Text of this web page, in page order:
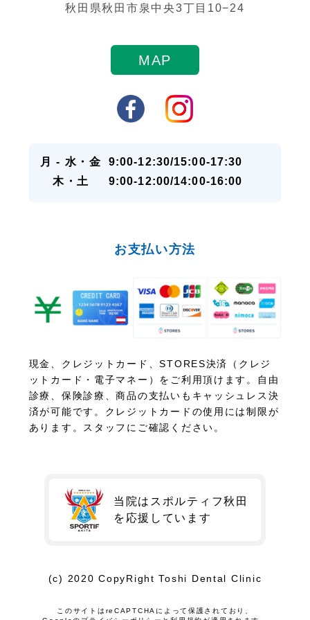
秋田県秋田市泉中央3丁目10−24
MAP
月 - 水・金
9:00-12:30/15:00-17:30
木・土
9:00-12:00/14:00-16:00
お支払い方法
現金、クレジットカード、STORES決済（クレジ
ットカード・電子マネー）をご利用頂けます。自由
診療、保険診療、商品の支払いもキャッシュレス決
済が可能です。クレジットカードの使用には制限が
あります。スタッフにご確認ください。
当院はスポルティフ秋田
を 応援しています
(c) 2020 CopyRight Toshi Dental Clinic
このサイトはreCAPTCHAによって保護されており、